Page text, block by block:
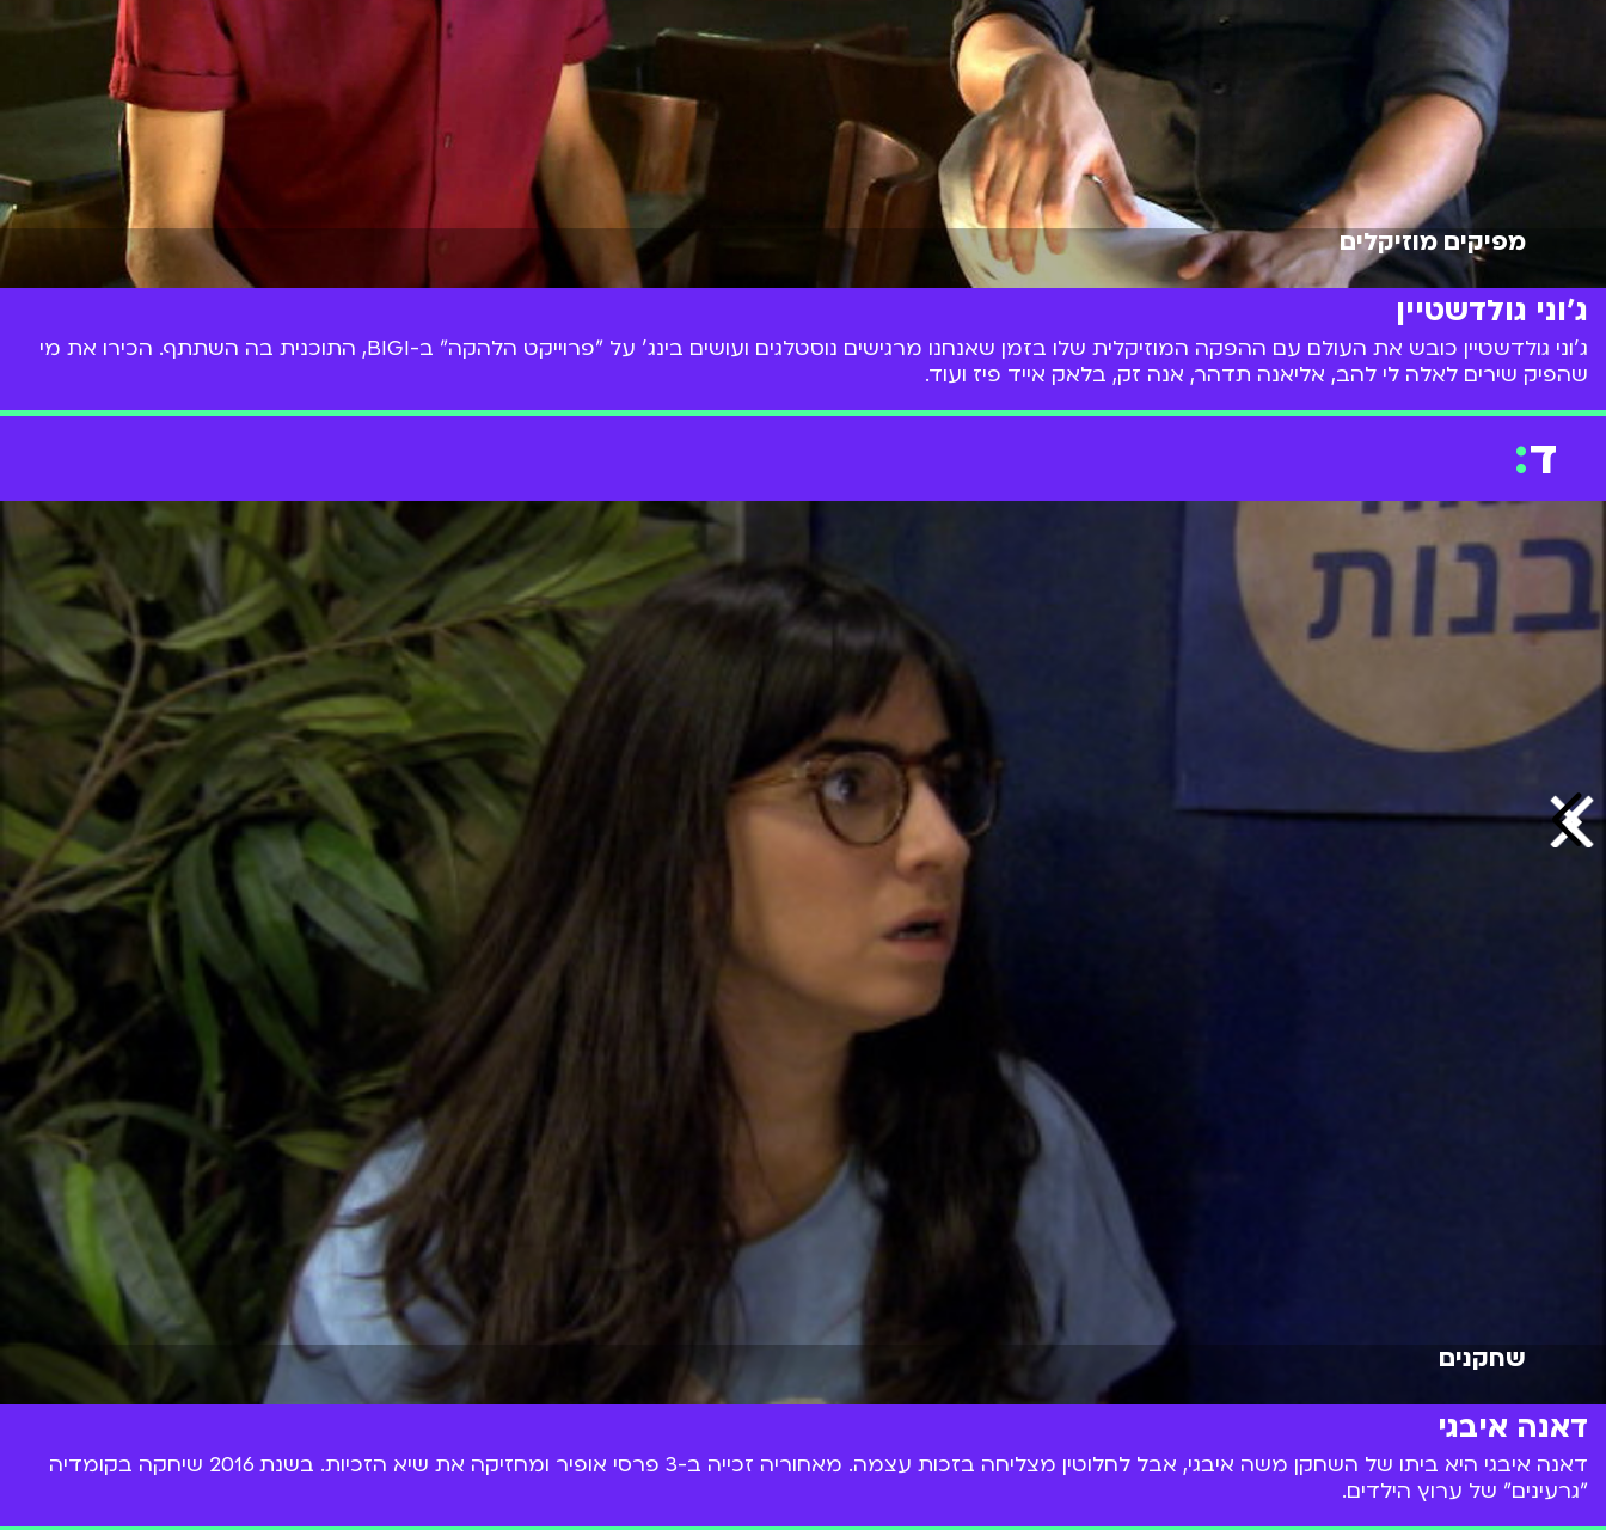
מפיקים מוזיקלים
ג'וני גולדשטיין
ג'וני גולדשטיין כובש את העולם עם ההפקה המוזיקלית שלו בזמן שאנחנו מרגישים נוסטלגים ועושים בינג' על "פרוייקט הלהקה" ב-BIGI, התוכנית בה השתתף. הכירו את מי
שהפיק שירים לאלה לי להב, אליאנה תדהר, אנה זק, בלאק אייד פיז ועוד.
ד:
שחקנים
דאנה איבגי
דאנה איבגי היא ביתו של השחקן משה איבגי, אבל לחלוטין מצליחה בזכות עצמה. מאחוריה זכייה ב-3 פרסי אופיר ומחזיקה את שיא הזכיות. בשנת 2016 שיחקה בקומדיה
"גרעינים" של ערוץ הילדים.